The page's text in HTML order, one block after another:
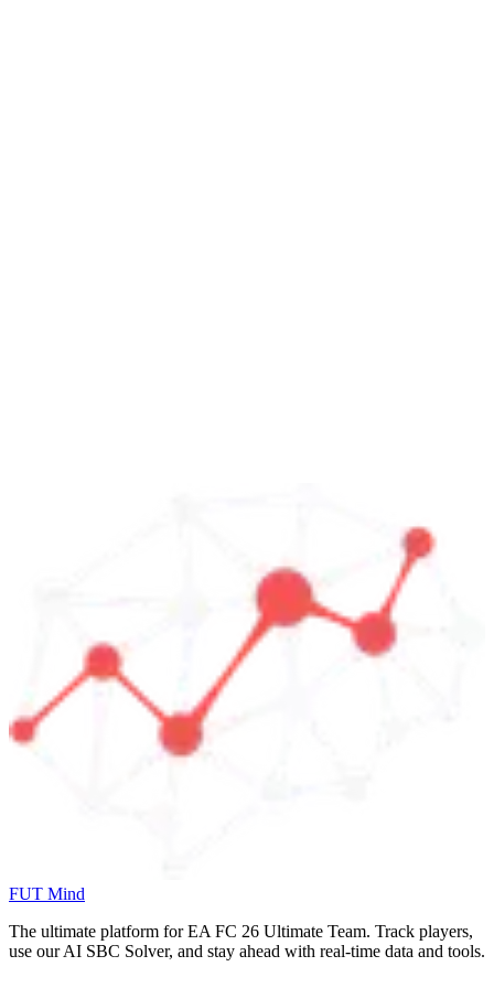
FUT Mind
The ultimate platform for EA FC 26 Ultimate Team. Track players,
use our AI SBC Solver, and stay ahead with real-time data and tools.